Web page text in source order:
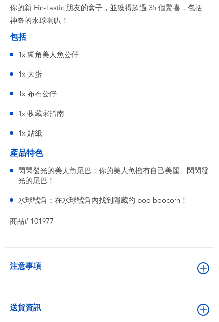
你的新 Fin-Tastic 朋友的盒子，並獲得超過 35 個驚喜，包括
神奇的水球喇叭！
包括
1x 獨角美人魚公仔
1x 大蛋
1x 布布公仔
1x 收藏家指南
1x 貼紙
產品特色
閃閃發光的美人魚尾巴：你的美人魚擁有自己美麗、閃閃發
光的尾巴！
水球號角：在水球號角內找到隱藏的 boo-boocorn！
商品# 101977
注意事項
送貨資訊